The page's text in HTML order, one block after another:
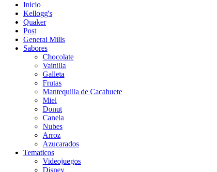
Inicio
Kellogg's
Quaker
Post
General Mills
Sabores
Chocolate
Vainilla
Galleta
Frutas
Mantequilla de Cacahuete
Miel
Donut
Canela
Nubes
Arroz
Azucarados
Tematicos
Videojuegos
Disney